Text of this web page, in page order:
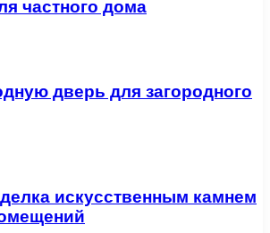
частного дома
дверь для загородного
искусственным камнем